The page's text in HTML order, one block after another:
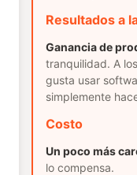
Resultados a
Ganancia de
tranquilidad. A
gusta usar
simplemente
Costo
Un poco más
lo compensa.